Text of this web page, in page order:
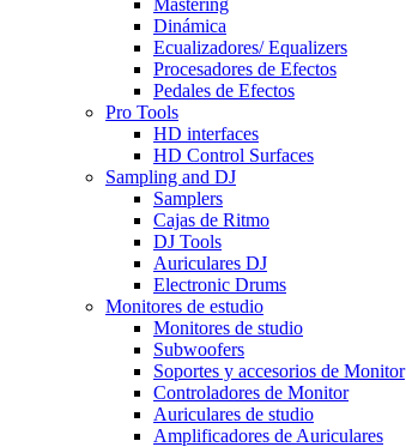
Dinámica
Ecualizadores/ Equalizers
Procesadores de Efectos
Pedales de Efectos
Pro Tools
HD interfaces
HD Control Surfaces
Sampling and DJ
Samplers
Cajas de Ritmo
DJ Tools
Auriculares DJ
Electronic Drums
Monitores de estudio
Monitores de studio
Subwoofers
Soportes y accesorios de Monitor
Controladores de Monitor
Auriculares de studio
Amplificadores de Auriculares